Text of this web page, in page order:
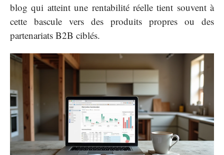
blog qui atteint une rentabilité réelle tient souvent à
cette bascule vers des produits propres ou des
partenariats B2B ciblés.